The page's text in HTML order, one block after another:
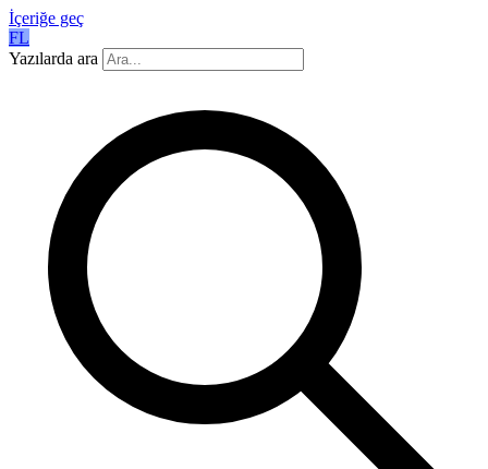
İçeriğe geç
FL
Yazılarda ara